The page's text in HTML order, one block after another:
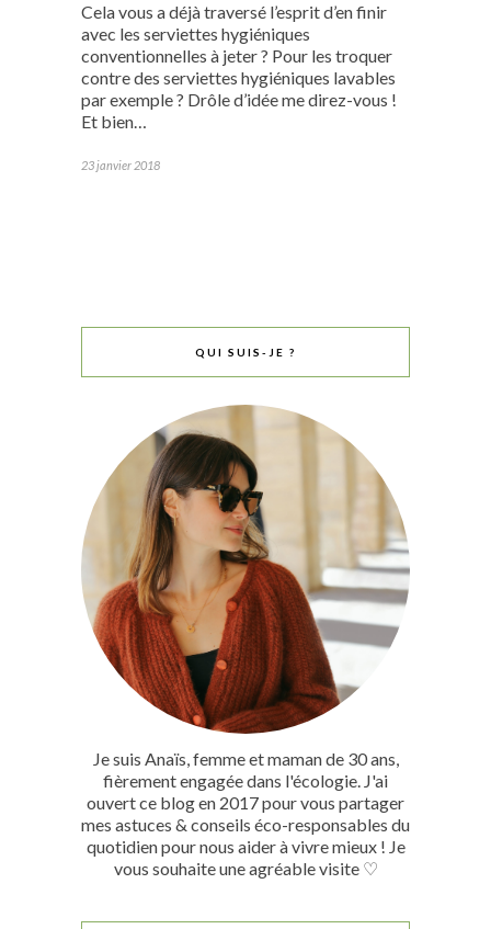
Cela vous a déjà traversé l’esprit d’en finir
avec les serviettes hygiéniques
conventionnelles à jeter ? Pour les troquer
contre des serviettes hygiéniques lavables
par exemple ? Drôle d’idée me direz-vous !
Et bien…
23 janvier 2018
QUI SUIS-JE ?
Je suis Anaïs, femme et maman de 30 ans,
fièrement engagée dans l'écologie. J'ai
ouvert ce blog en 2017 pour vous partager
mes astuces & conseils éco-responsables du
quotidien pour nous aider à vivre mieux ! Je
vous souhaite une agréable visite ♡